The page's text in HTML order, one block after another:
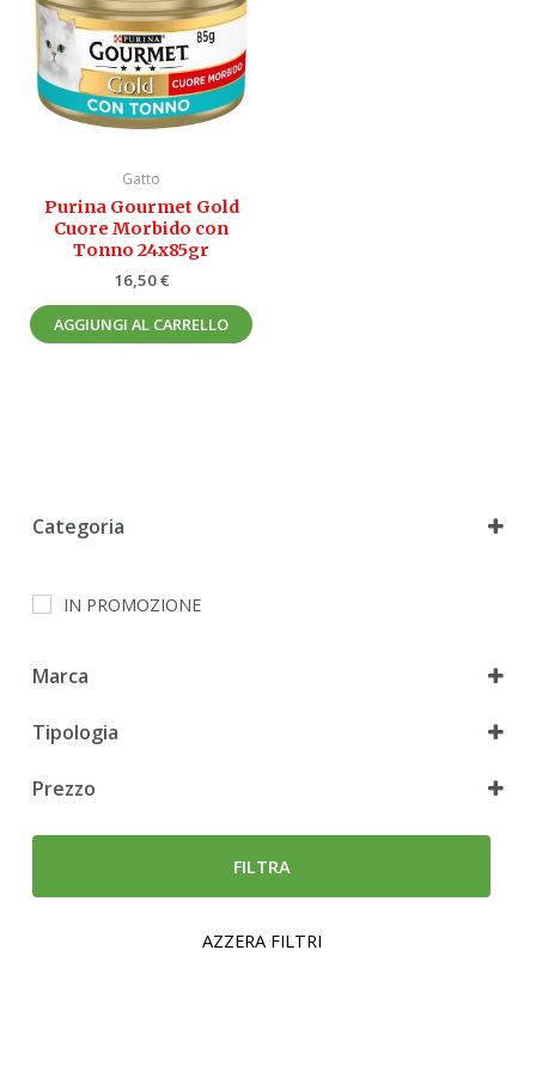
Categoria
IN PROMOZIONE
Marca
Tipologia
Prezzo
FILTRA
AZZERA FILTRI
Gatto
Purina Gourmet Gold
Cuore Morbido con
Tonno 24x85gr
16,50€
AGGIUNGI AL CARRELLO